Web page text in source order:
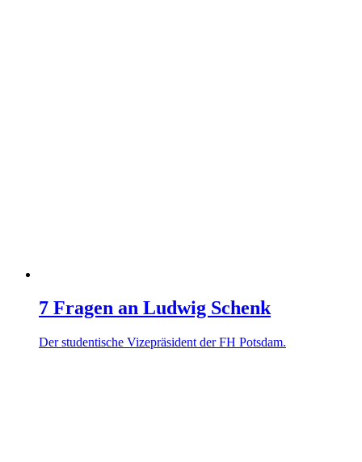
7 Fragen an Ludwig Schenk
Der stu­den­tische Vize­prä­sident der FH Potsdam.